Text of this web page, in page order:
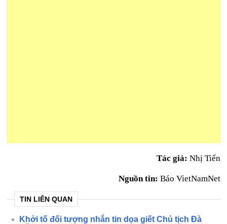
Tác giả: Nhị Tiến
Nguồn tin: Báo VietNamNet
TIN LIÊN QUAN
Khởi tố đối tượng nhắn tin dọa giết Chủ tịch Đà